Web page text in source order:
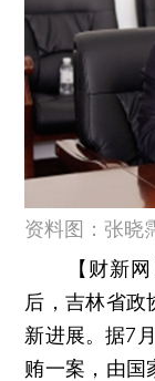
资料图：张晓
【财新网
后，吉林省政
新进展。据7
贿一案，由国